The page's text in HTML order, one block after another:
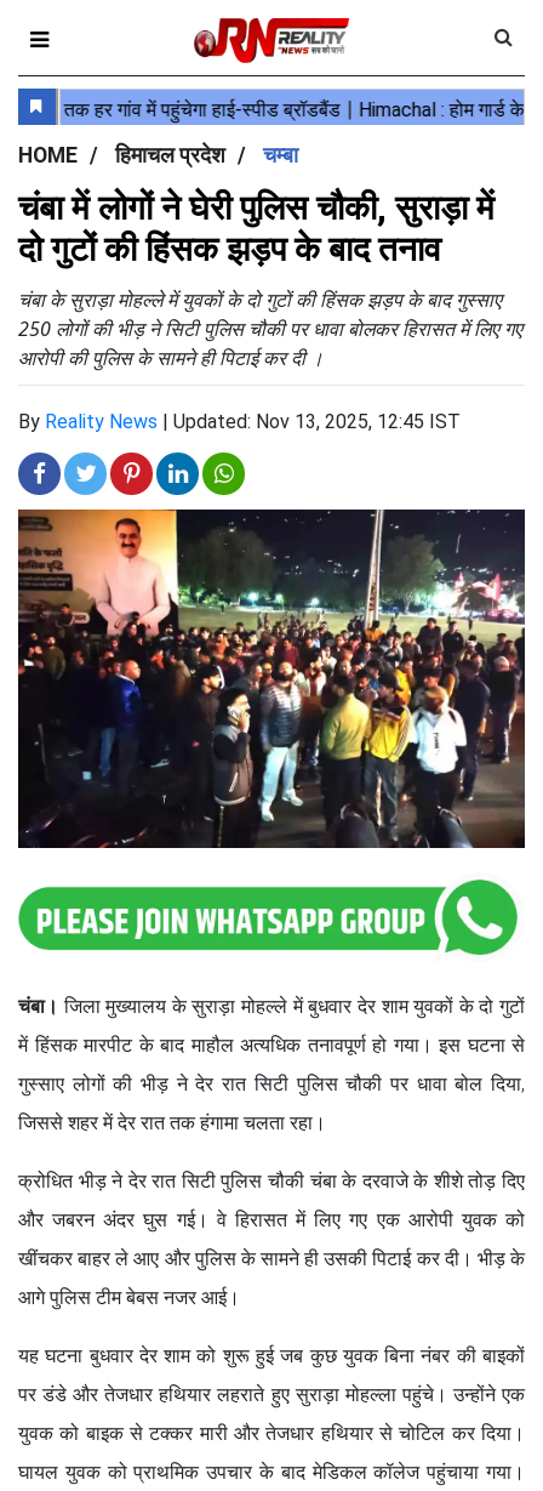
HOME हिमाचल प्रदेश चम्बा
चंबा में लोगों ने घेरी पुलिस चौकी, सुराड़ा में
दो गुटों की हिंसक झड़प के बाद तनाव
चंबा के सुराड़ा मोहल्ले में युवकों के दो गुटों की हिंसक झड़प के बाद गुस्साए
250 लोगों की भीड़ ने सिटी पुलिस चौकी पर धावा बोलकर हिरासत में लिए गए
आरोपी की पुलिस के सामने ही पिटाई कर दी ।
By Reality News | Updated: Nov 13, 2025, 12:45 IST
चंबा। जिला मुख्यालय के सुराड़ा मोहल्ले में बुधवार देर शाम युवकों के दो गुटों
में हिंसक मारपीट के बाद माहौल अत्यधिक तनावपूर्ण हो गया। इस घटना से
गुस्साए लोगों की भीड़ ने देर रात सिटी पुलिस चौकी पर धावा बोल दिया,
जिससे शहर में देर रात तक हंगामा चलता रहा।
क्रोधित भीड़ ने देर रात सिटी पुलिस चौकी चंबा के दरवाजे के शीशे तोड़ दिए
और जबरन अंदर घुस गई। वे हिरासत में लिए गए एक आरोपी युवक को
खींचकर बाहर ले आए और पुलिस के सामने ही उसकी पिटाई कर दी। भीड़ के
आगे पुलिस टीम बेबस नजर आई।
यह घटना बुधवार देर शाम को शुरू हुई जब कुछ युवक बिना नंबर की बाइकों
पर डंडे और तेजधार हथियार लहराते हुए सुराड़ा मोहल्ला पहुंचे। उन्होंने एक
युवक को बाइक से टक्कर मारी और तेजधार हथियार से चोटिल कर दिया।
घायल युवक को प्राथमिक उपचार के बाद मेडिकल कॉलेज पहुंचाया गया।